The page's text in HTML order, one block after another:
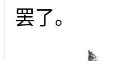
罢了。